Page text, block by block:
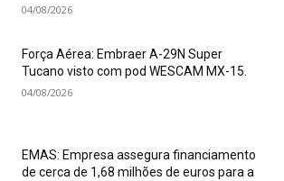
04/08/2026
Força Aérea: Embraer A-29N Super
Tucano visto com pod WESCAM MX-15.
04/08/2026
EMAS: Empresa assegura financiamento
de cerca de 1,68 milhões de euros para a